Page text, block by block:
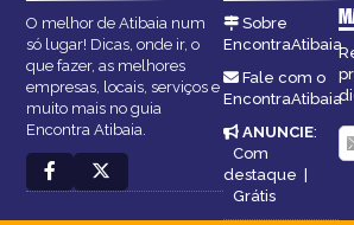
O melhor de Atibaia num
só lugar! Dicas, onde ir, o
que fazer, as melhores
empresas, locais, serviços e
muito mais no guia
Encontra Atibaia.
Sobre
EncontraAtibaia
Fale com o
EncontraAtibaia
ANUNCIE:
Com
destaque
Grátis